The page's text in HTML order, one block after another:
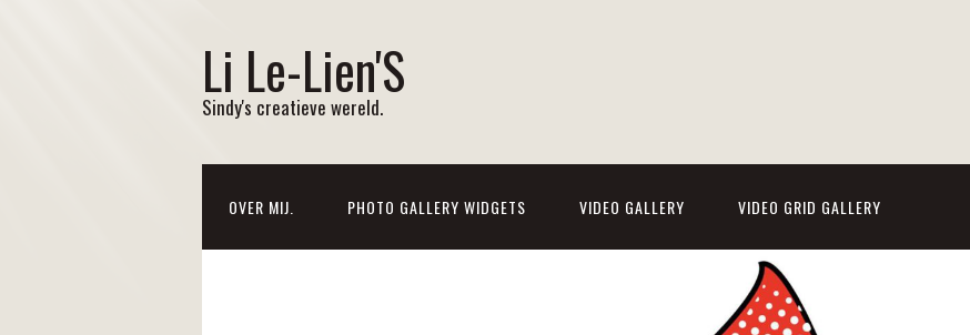
Li Le-Lien'S
Sindy's creatieve wereld.
OVER MIJ. PHOTO GALLERY WIDGETS VIDEO GALLERY VIDEO GRID GALLERY